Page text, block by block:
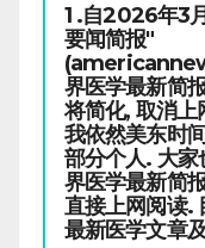
1 .自2026年3
要闻简报"
界医学最新
将简化, 取消
我依然美东时
部分个人. 大
界医学最新简
直接上网阅读.
最新医学文章